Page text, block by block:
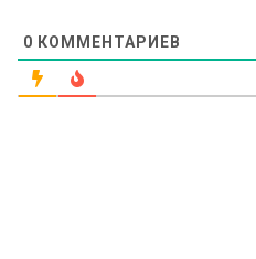
0 КОММЕНТАРИЕВ